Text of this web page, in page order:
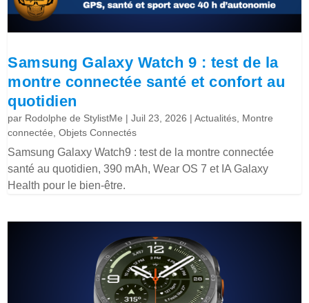
Samsung Galaxy Watch 9 : test de la
montre connectée santé et confort au
quotidien
par Rodolphe de StylistMe |Juil 23, 2026 |Actualités Montre
connectée ,Objets Connectés
Samsung Galaxy Watch9 : test de la montre connectée
santé au quotidien, 390 mAh, Wear OS 7 et IA Galaxy
Health pour le bien-être.